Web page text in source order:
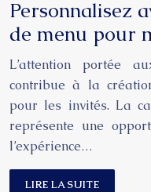
Personnalisez
de menu pour
L’attention portée
contribue à la
pour les invités. La
représente une
l’expérience…
LIRE LA SUITE